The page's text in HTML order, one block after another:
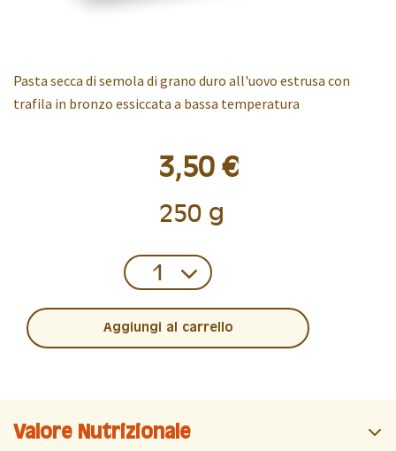
Pasta secca di semola di grano duro all'uovo estrusa con
trafila in bronzo essiccata a bassa temperatura
3,50 €
Confezione
250 g
Aggiungi al carrello
Valore Nutrizionale